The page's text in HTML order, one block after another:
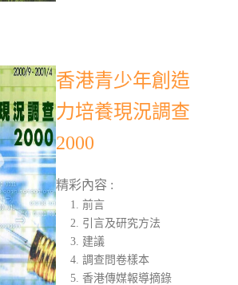
香港青少年創造
力培養現況調查
2000
精彩內容 :
前言
引言及研究方法
建議
調查問卷樣本
香港傳媒報導摘錄